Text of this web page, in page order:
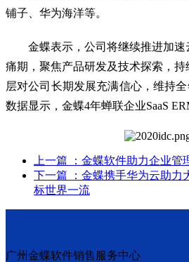
铺子、华为海洋等。
金蝶表示，公司将继续推进加
痛期，聚焦产品研发及技术探索，
层对公司长期发展充满信心，维持
数据显示，金蝶4年蝉联企业SaaS
上一篇
：金蝶软件助力企业管
下一篇
：金蝶携手华为云助
标世界一流
广州金蝶软件销售服务中心